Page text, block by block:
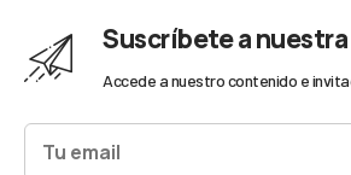
Suscríbete a
Accede a nuestro contenido e